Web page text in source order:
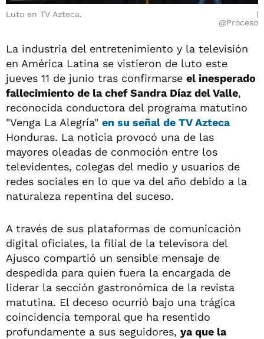
Luto en TV Azteca.
@Proceso
La industria del entretenimiento y la televisión
en América Latina se vistieron de luto este
jueves 11 de junio tras confirmarse el inesperado
fallecimiento de la chef Sandra Díaz del Valle,
reconocida conductora del programa matutino
"Venga La Alegría" en su señal de TV Azteca
Honduras. La noticia provocó una de las
mayores oleadas de conmoción entre los
televidentes, colegas del medio y usuarios de
redes sociales en lo que va del año debido a la
naturaleza repentina del suceso.
A través de sus plataformas de comunicación
digital oficiales, la filial de la televisora del
Ajusco compartió un sensible mensaje de
despedida para quien fuera la encargada de
liderar la sección gastronómica de la revista
matutina. El deceso ocurrió bajo una trágica
coincidencia temporal que ha resentido
profundamente a sus seguidores, ya que la